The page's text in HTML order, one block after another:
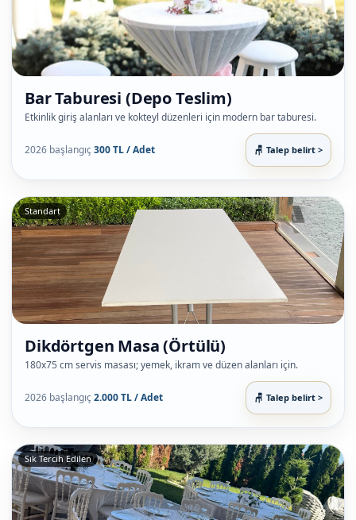
Bar Taburesi (Depo Teslim)
Etkinlik giriş alanları ve kokteyl düzenleri için modern bar taburesi.
2026 başlangıç300 TL / Adet Talep belirt >
Standart
Dikdörtgen Masa (Örtülü)
180x75 cm servis masası; yemek, ikram ve düzen alanları için.
2026 başlangıç2.000 TL / Adet Talep belirt >
Sık Tercih Edilen